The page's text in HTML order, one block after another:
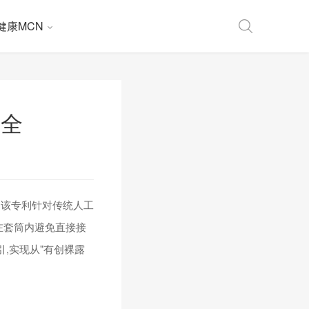
康MCN
专利针对传统人工
筒内避免直接接
,实现从"有创裸露